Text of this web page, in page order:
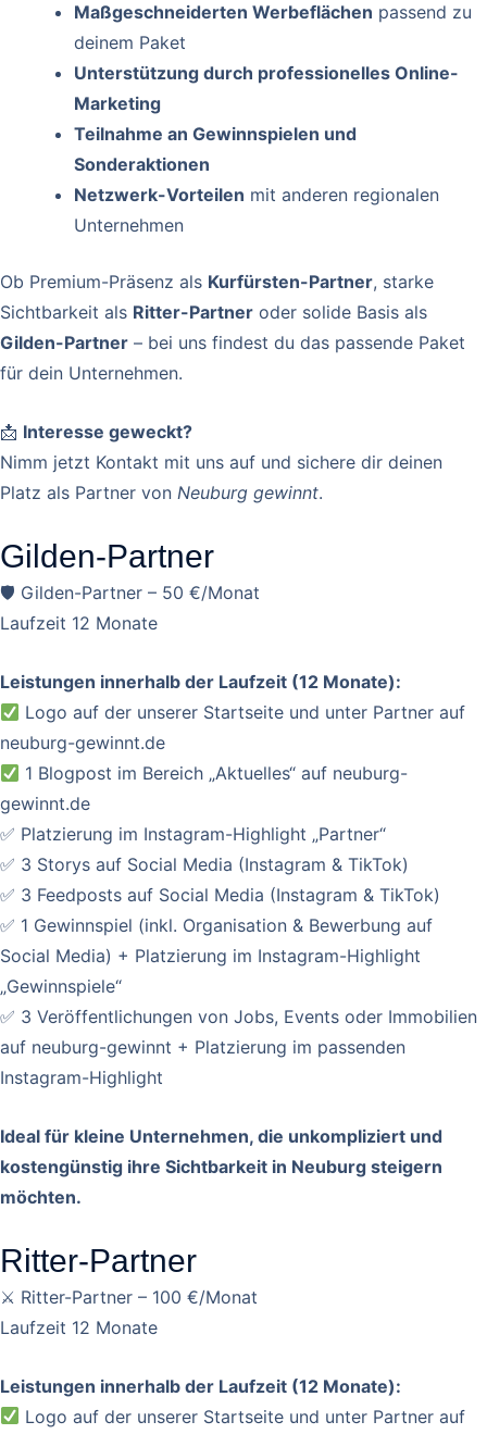
Maßgeschneiderten Werbeflächen passend zu
deinem Paket
Unterstützung durch professionelles Online-
Marketing
Teilnahme an Gewinnspielen und
Sonderaktionen
Netzwerk-Vorteilen mit anderen regionalen
Unternehmen
Ob Premium-Präsenz als Kurfürsten-Partner, starke
Sichtbarkeit als Ritter-Partner oder solide Basis als
Gilden-Partner – bei uns findest du das passende Paket
für dein Unternehmen.
📩 Interesse geweckt?
Nimm jetzt Kontakt mit uns auf und sichere dir deinen
Platz als Partner von Neuburg gewinnt.
Gilden-Partner
🛡 Gilden-Partner – 50 €/Monat
Laufzeit 12 Monate
Leistungen innerhalb der Laufzeit (12 Monate):
Logo auf der unserer Startseite und unter Partner auf
neuburg-gewinnt.de
1 Blogpost im Bereich „Aktuelles“ auf neuburg-
gewinnt.de
✅ Platzierung im Instagram-Highlight „Partner“
✅ 3 Storys auf Social Media (Instagram & TikTok)
✅ 3 Feedposts auf Social Media (Instagram & TikTok)
✅ 1 Gewinnspiel (inkl. Organisation & Bewerbung auf
Social Media) + Platzierung im Instagram-Highlight
„Gewinnspiele“
✅ 3 Veröffentlichungen von Jobs, Events oder Immobilien
auf neuburg-gewinnt + Platzierung im passenden
Instagram-Highlight
Ideal für kleine Unternehmen, die unkompliziert und
kostengünstig ihre Sichtbarkeit in Neuburg steigern
möchten.
Ritter-Partner
⚔ Ritter-Partner – 100 €/Monat
Laufzeit 12 Monate
Leistungen innerhalb der Laufzeit (12 Monate):
Logo auf der unserer Startseite und unter Partner auf